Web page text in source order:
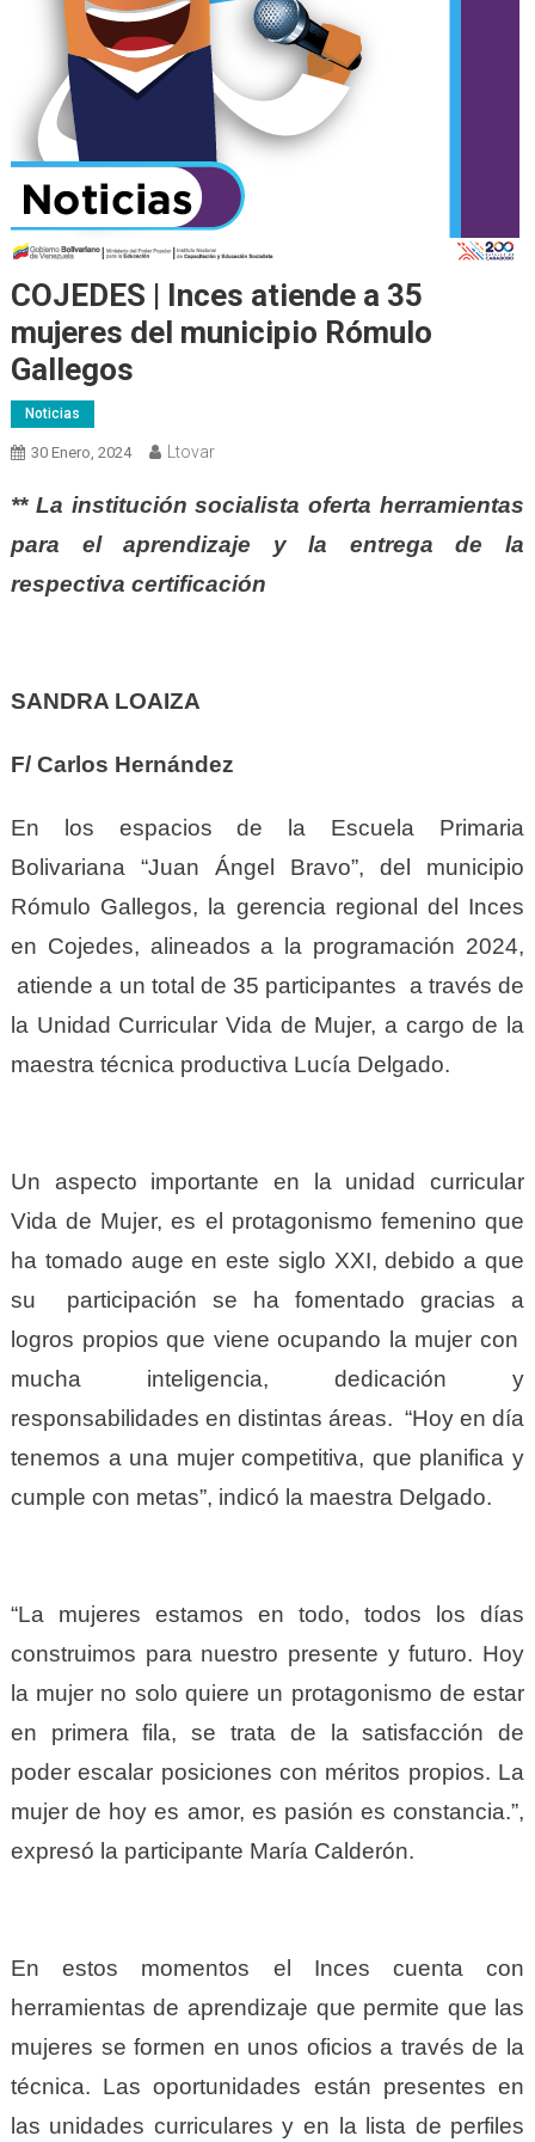
COJEDES | Inces atiende a 35
mujeres del municipio Rómulo
Gallegos
Noticias
30 Enero, 2024 Ltovar
** La institución socialista oferta herramientas
para el aprendizaje y la entrega de la
respectiva certificación
SANDRA LOAIZA
F/ Carlos Hernández
En los espacios de la Escuela Primaria
Bolivariana “Juan Ángel Bravo”, del municipio
Rómulo Gallegos, la gerencia regional del Inces
en Cojedes, alineados a la programación 2024,
atiende a un total de 35 participantes a través de
la Unidad Curricular Vida de Mujer, a cargo de la
maestra técnica productiva Lucía Delgado.
Un aspecto importante en la unidad curricular
Vida de Mujer, es el protagonismo femenino que
ha tomado auge en este siglo XXI, debido a que
su participación se ha fomentado gracias a
logros propios que viene ocupando la mujer con
mucha inteligencia, dedicación y
responsabilidades en distintas áreas. “Hoy en día
tenemos a una mujer competitiva, que planifica y
cumple con metas”, indicó la maestra Delgado.
“La mujeres estamos en todo, todos los días
construimos para nuestro presente y futuro. Hoy
la mujer no solo quiere un protagonismo de estar
en primera fila, se trata de la satisfacción de
poder escalar posiciones con méritos propios. La
mujer de hoy es amor, es pasión es constancia.”,
expresó la participante María Calderón.
En estos momentos el Inces cuenta con
herramientas de aprendizaje que permite que las
mujeres se formen en unos oficios a través de la
técnica. Las oportunidades están presentes en
las unidades curriculares y en la lista de perfiles